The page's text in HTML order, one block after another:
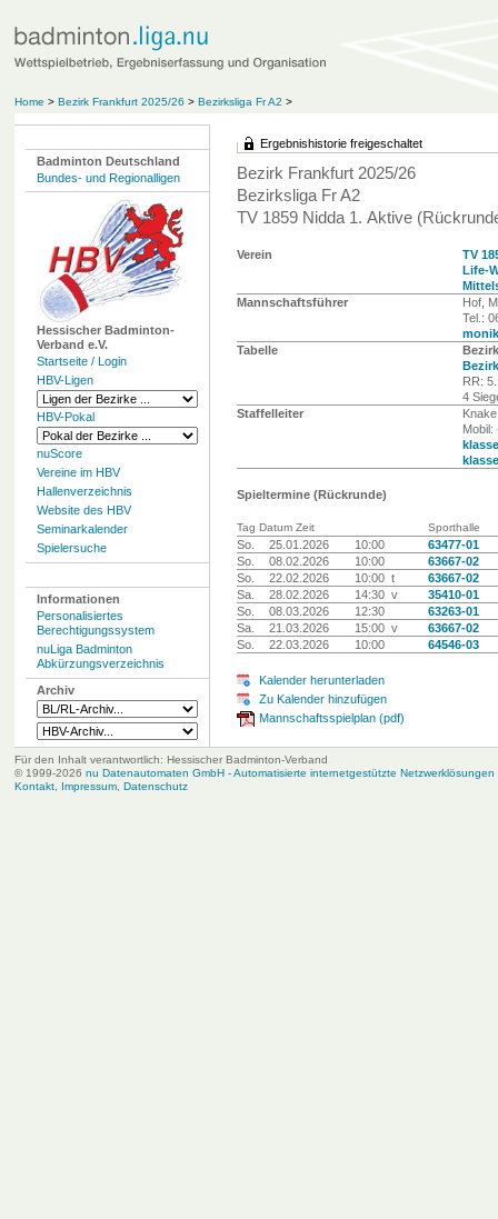
Home > Bezirk Frankfurt 2025/26 > Bezirksliga Fr A2 >
Badminton Deutschland
Bundes- und Regionalligen
Hessischer Badminton-
Verband e.V.
Startseite / Login
HBV-Ligen
HBV-Pokal
nuScore
Vereine im HBV
Hallenverzeichnis
Website des HBV
Seminarkalender
Spielersuche
Informationen
Personalisiertes
Berechtigungssystem
nuLiga Badminton
Abkürzungsverzeichnis
Archiv
Ergebnishistorie freigeschaltet
Bezirk Frankfurt 2025/26
Bezirksliga Fr A2
TV 1859 Nidda 1. Aktive
Verein
TV
Life-
Mannschaftsführer
Hof,
Tel.:
Tabelle
RR:
4
Staffelleiter
Mobil:
Spieltermine (Rückrunde)
Tag Datum Zeit Sporthalle
So. 25.01.2026 10:00
63477-01
So.
08.02.2026 10:00
63667-02
So.
22.02.2026 10:00 t
63667-02
Sa.
28.02.2026 14:30 v
35410-01
So.
08.03.2026 12:30
63263-01
Sa.
21.03.2026 15:00 v
63667-02
So.
22.03.2026 10:00 64546-03
Kalender herunterladen
Zu Kalender hinzufügen
Mannschaftsspielplan (pdf)
Für den Inhalt verantwortlich: Hessischer Badminton-Verband
© 1999-2026 nu Datenautomaten GmbH - Automatisierte internetgestützte Netzwerklösungen
Kontakt, Impressum, Datenschutz